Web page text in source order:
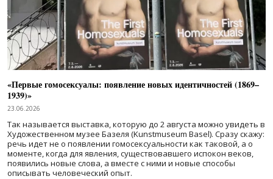
«Первые гомосексуалы: появление новых идентичностей (1869–
1939)»
23.06.2026
Так называется выставка, которую до 2 августа можно увидеть в
Художественном музее Базеля (Kunstmuseum Basel). Сразу скажу:
речь идет не о появлении гомосексуальности как таковой, а о
моменте, когда для явления, существовавшего испокон веков,
появились новые слова, а вместе с ними и новые способы
описывать человеческий опыт.